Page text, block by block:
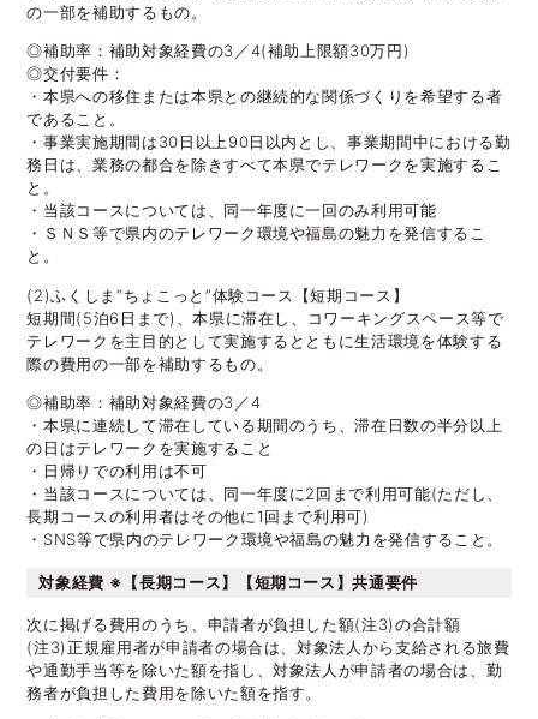
の一部を補助するもの。
◎補助率：補助対象経費の3／4(補助上限額30万円)
◎交付要件：
・本県への移住または本県との継続的な関係づくりを希望する者
であること。
・事業実施期間は30日以上90日以内とし、事業期間中における勤
務日は、業務の都合を除きすべて本県でテレワークを実施するこ
と。
・当該コースについては、同一年度に一回のみ利用可能
・ＳＮＳ等で県内のテレワーク環境や福島の魅力を発信するこ
と。
(2)ふくしま“ちょこっと”体験コース【短期コース】
短期間(5泊6日まで)、本県に滞在し、コワーキングスペース等で
テレワークを主目的として実施するとともに生活環境を体験する
際の費用の一部を補助するもの。
◎補助率：補助対象経費の3／4
・本県に連続して滞在している期間のうち、滞在日数の半分以上
の日はテレワークを実施すること
・日帰りでの利用は不可
・当該コースについては、同一年度に2回まで利用可能(ただし、
長期コースの利用者はその他に1回まで利用可)
・SNS等で県内のテレワーク環境や福島の魅力を発信すること。
対象経費 ※【長期コース】【短期コース】共通要件
次に掲げる費用のうち、申請者が負担した額(注3)の合計額
(注3)正規雇用者が申請者の場合は、対象法人から支給される旅費
や通勤手当等を除いた額を指し、対象法人が申請者の場合は、勤
務者が負担した費用を除いた額を指す。